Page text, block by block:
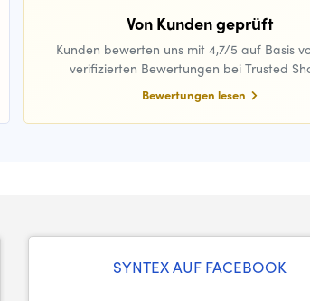
Von Kunden geprüft
Kunden bewerten uns mit 4,7/5 auf Basis
verifizierten Bewertungen bei Trusted
Bewertungen lesen
SYNTEX AUF FACEBOOK